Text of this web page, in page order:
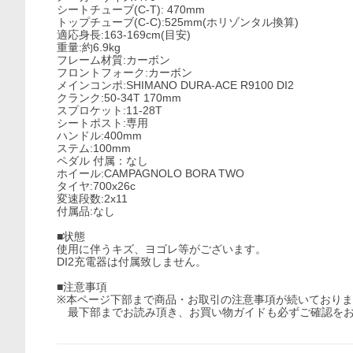
シートチューブ(C-T): 470mm
トップチューブ(C-C):525mm(ホリゾンタル換算)
適応身長:163-169cm(目安)
重量:約6.9kg
フレーム材質:カーボン
フロントフォーク:カーボン
メインコンポ:SHIMANO DURA-ACE R9100 DI2
クランク:50-34T 170mm
スプロケット:11-28T
シートポスト:専用
ハンドル:400mm
ステム:100mm
ペダル 付属：なし
ホイール:CAMPAGNOLO BORA TWO
タイヤ:700x26c
変速段数:2x11
付属品:なし
■状態
使用に伴うキズ、ヨゴレ等がございます。
DI2充電器は付属致しません。
■注意事項
※本ページ下部まで商品・お取引の注意事項が続いておりま
最下部までお読み頂き、お買い物ガイドも必ずご確認をお